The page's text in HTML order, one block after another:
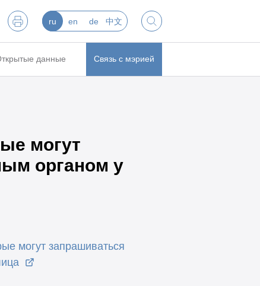
ru en de 中文
данные Связь с мэрией
могут
органом у
могут запрашиваться